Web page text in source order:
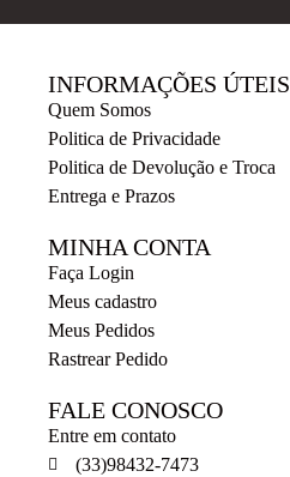
INFORMAÇÕES ÚTEIS
Quem Somos
Politica de Privacidade
Politica de Devolução e Troca
Entrega e Prazos
MINHA CONTA
Faça Login
Meus cadastro
Meus Pedidos
Rastrear Pedido
FALE CONOSCO
Entre em contato
(33)98432-7473